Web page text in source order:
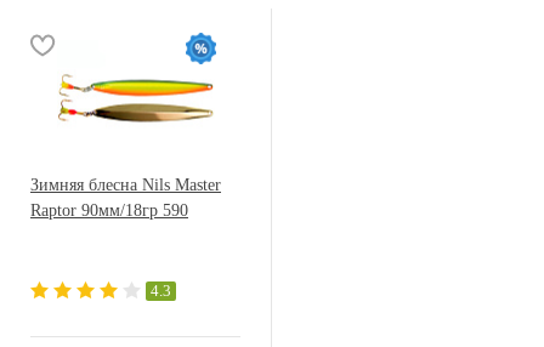
Зимняя блесна Nils Master
Raptor 90мм/18гр 590
4.3